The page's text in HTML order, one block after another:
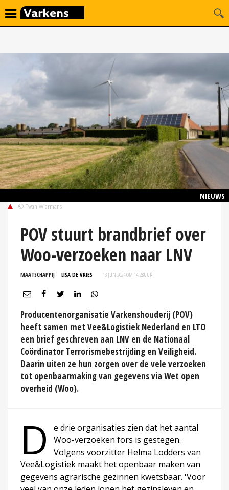
NIEUWS
© Twan Wiermans
POV stuurt brandbrief over
Woo-verzoeken naar LNV
MAATSCHAPPIJ LISA DE VRIES 13 JUN 2024 OM 14:28UUR
Producentenorganisatie Varkenshouderij (POV)
heeft samen met Vee&Logistiek Nederland en LTO
een brief geschreven aan LNV en de Nationaal
Coördinator Terrorismebestrijding en Veiligheid.
Daarin uiten ze hun zorgen over de vele verzoeken
tot openbaarmaking van gegevens via Wet open
overheid (Woo).
D
e drie organisaties zien dat het aantal
Woo-verzoeken fors is gestegen.
Volgens voorzitter Helma Lodders van
Vee&Logistiek maakt het openbaar maken van
gegevens agrarische gezinnen kwetsbaar. 'Voor